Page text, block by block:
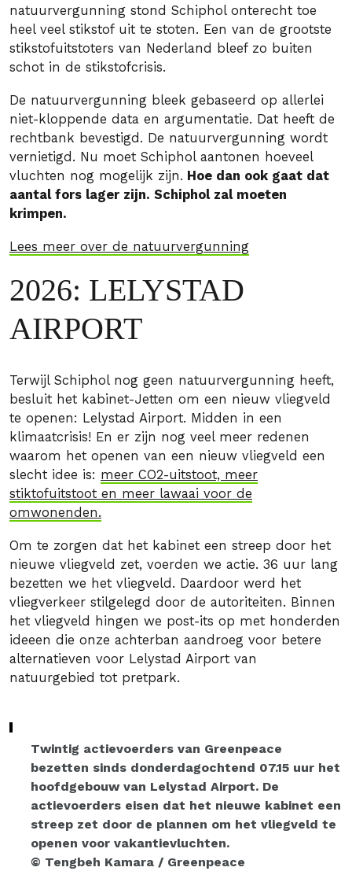
natuurvergunning stond Schiphol onterecht toe
heel veel stikstof uit te stoten. Een van de grootste
stikstofuitstoters van Nederland bleef zo buiten
schot in de stikstofcrisis.
De natuurvergunning bleek gebaseerd op allerlei
niet-kloppende data en argumentatie. Dat heeft de
rechtbank bevestigd. De natuurvergunning wordt
vernietigd. Nu moet Schiphol aantonen hoeveel
vluchten nog mogelijk zijn. Hoe dan ook gaat dat
aantal fors lager zijn. Schiphol zal moeten
krimpen.
Lees meer over de natuurvergunning
2026: LELYSTAD
AIRPORT
Terwijl Schiphol nog geen natuurvergunning heeft,
besluit het kabinet-Jetten om een nieuw vliegveld
te openen: Lelystad Airport. Midden in een
klimaatcrisis! En er zijn nog veel meer redenen
waarom het openen van een nieuw vliegveld een
slecht idee is: meer CO2-uitstoot, meer
stiktofuitstoot en meer lawaai voor de
omwonenden.
Om te zorgen dat het kabinet een streep door het
nieuwe vliegveld zet, voerden we actie. 36 uur lang
bezetten we het vliegveld. Daardoor werd het
vliegverkeer stilgelegd door de autoriteiten. Binnen
het vliegveld hingen we post-its op met honderden
ideeen die onze achterban aandroeg voor betere
alternatieven voor Lelystad Airport van
natuurgebied tot pretpark.
Twintig actievoerders van Greenpeace
bezetten sinds donderdagochtend 07.15 uur het
hoofdgebouw van Lelystad Airport. De
actievoerders eisen dat het nieuwe kabinet een
streep zet door de plannen om het vliegveld te
openen voor vakantievluchten.
© Tengbeh Kamara / Greenpeace